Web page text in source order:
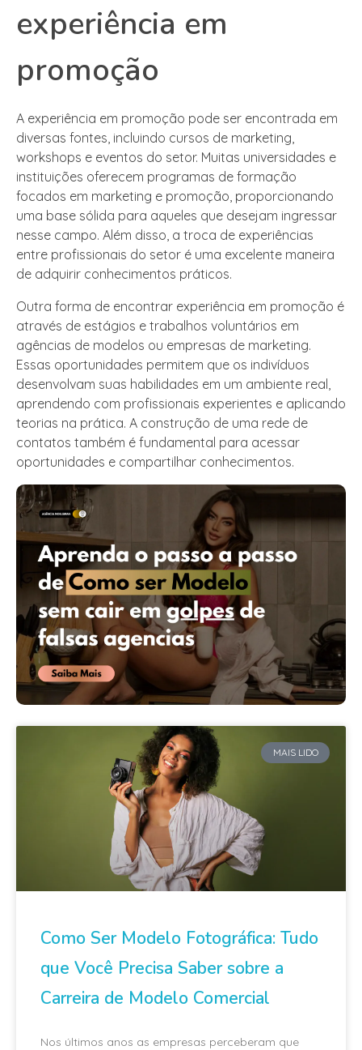
experiência em
promoção
A experiência em promoção pode ser encontrada em
diversas fontes, incluindo cursos de marketing,
workshops e eventos do setor. Muitas universidades e
instituições oferecem programas de formação
focados em marketing e promoção, proporcionando
uma base sólida para aqueles que desejam ingressar
nesse campo. Além disso, a troca de experiências
entre profissionais do setor é uma excelente maneira
de adquirir conhecimentos práticos.
Outra forma de encontrar experiência em promoção é
através de estágios e trabalhos voluntários em
agências de modelos ou empresas de marketing.
Essas oportunidades permitem que os indivíduos
desenvolvam suas habilidades em um ambiente real,
aprendendo com profissionais experientes e aplicando
teorias na prática. A construção de uma rede de
contatos também é fundamental para acessar
oportunidades e compartilhar conhecimentos.
MAIS LIDO
Como Ser Modelo Fotográfica: Tudo
que Você Precisa Saber sobre a
Carreira de Modelo Comercial
Nos últimos anos as empresas perceberam que